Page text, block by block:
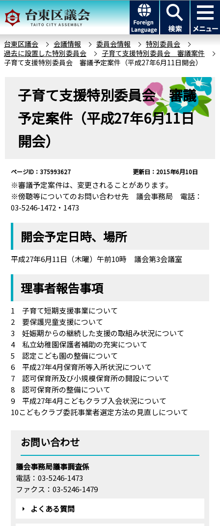
こ
の
ー
ジ
の
このページの本文へ移動
台東区議会 会議情報 委員会情報
特別委員会
過去に設置した特別委員会
子育て支援特別委員会 審議案件
子育て支援特別委員会 審議予定案件（平成27年6月11日開会）
子育て支援特別委員会 審議
予定案件（平成27年6月11日
開会）
ページID：375993627 更新日：2015年6月10日
※審議予定案件は、変更されることがあります。
※傍聴等についてのお問い合わせ先 議会事務局 電話：
03-5246-1472・1473
開会予定日時、場所
平成27年6月11日（木曜）午前10時 議会第3会議室
理事者報告事項
1 子育て短期支援事業について
2 要保護児童支援について
3 妊娠期からの継続した支援の取組み状況について
4 私立幼稚園保護者補助の充実について
5 認定こども園の整備について
6 平成27年4月保育所等入所状況について
7 認可保育所及び小規模保育所の開設について
8 認可保育所の整備について
9 平成27年4月こどもクラブ入会状況について
10こどもクラブ委託事業者選定方法の見直しについて
お問い合わせ
議会事務局議事調査係
電話：03-5246-1473
ファクス：03-5246-1479
よくある質問